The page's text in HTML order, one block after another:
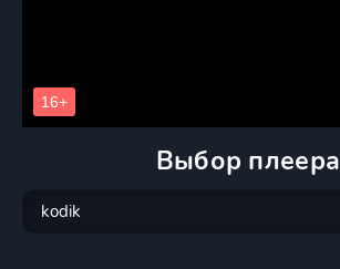
Выбор плеера